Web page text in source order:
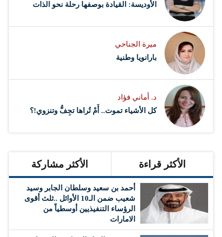
الأوديسة: القيادة بوصفها رحلة نحو الذات
ميرة الجناحي
بارانويا وطنية
د. أماني فؤاد
كل الأشياء تموت.. أَمْ تُراها تجِفُّ وتنزوي!؟
الأكثر قراءة الأكثر مشاركة
أحمد بن سعيد وسلطان الجابر وسيد
شعيب ضمن الـ10 الأوائل ..ثلث أقوى
الرؤساء التنفيذيين أوسطياً من
الامارات